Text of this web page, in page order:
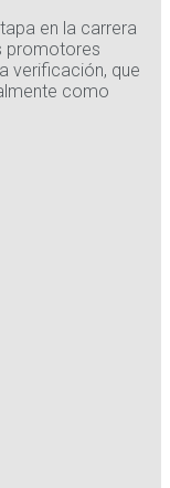
en la carrera
promotores
verificación, que
como